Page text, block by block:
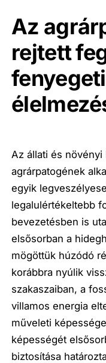
Az
rejtett
Az állati és
agrárpatogének
egyik
legalulértékeltebb
bevezetésben is
elsősorban a
mögöttük húzódó
korábbra nyúlik
szakaszaiban, a
villamos energia
műveleti
képességét
biztosítása